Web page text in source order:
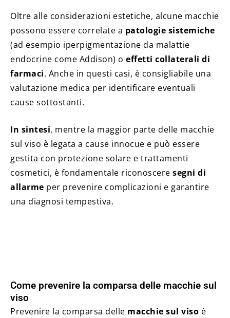
Oltre alle considerazioni estetiche, alcune macchie
possono essere correlate a patologie sistemiche
(ad esempio iperpigmentazione da malattie
endocrine come Addison) o effetti collaterali di
farmaci. Anche in questi casi, è consigliabile una
valutazione medica per identificare eventuali
cause sottostanti.
In sintesi, mentre la maggior parte delle macchie
sul viso è legata a cause innocue e può essere
gestita con protezione solare e trattamenti
cosmetici, è fondamentale riconoscere segni di
allarme per prevenire complicazioni e garantire
una diagnosi tempestiva.
Come prevenire la comparsa delle macchie sul
viso
Prevenire la comparsa delle macchie sul viso è